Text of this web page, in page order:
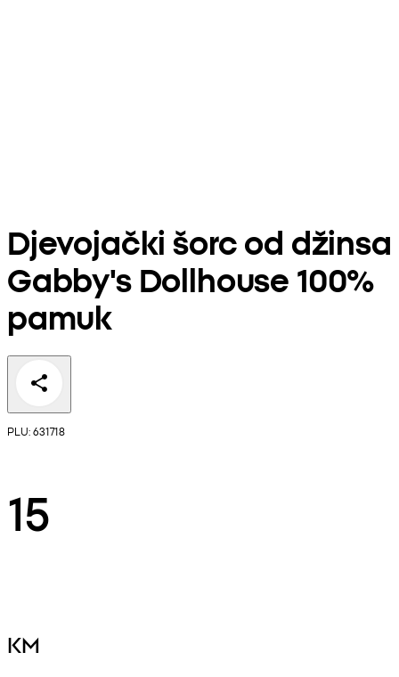
Djevojački šorc od džinsa
Gabby's Dollhouse 100%
pamuk
PLU: 631718
15
KM